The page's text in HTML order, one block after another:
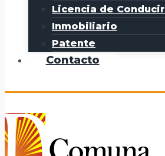
Licencia de Conducir
Inmobiliario
Patente
Contacto